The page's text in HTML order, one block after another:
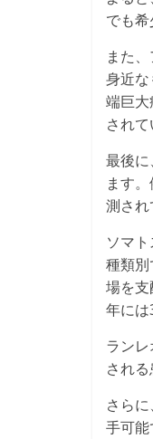
でも
また
身近
端巨
されて
最後
ます
測され
ソマ
種類
場を
年には
ラン
され
さら
手可